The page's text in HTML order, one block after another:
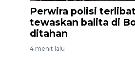
Perwira polisi
tewaskan balita di
ditahan
4 menit lalu